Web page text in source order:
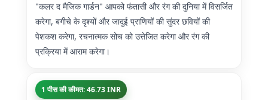
"कलर द मैजिक गार्डन" आपको फंतासी और रंग की दुनिया में विसर्जित
करेगा, बगीचे के दृश्यों और जादुई प्राणियों की सुंदर छवियों की
पेशकश करेगा, रचनात्मक सोच को उत्तेजित करेगा और रंग की
प्रक्रिया में आराम करेगा।
1 पीस की कीमत: 46.73 INR